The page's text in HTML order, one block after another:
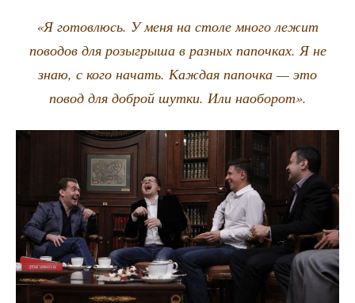
«Я готов­люсь. У меня на сто­ле мно­го лежит
пово­дов для розыг­ры­ша в раз­ных папоч­ках. Я не
знаю, с кого начать. Каж­дая папоч­ка — это
повод для доб­рой шут­ки. Или наоборот».